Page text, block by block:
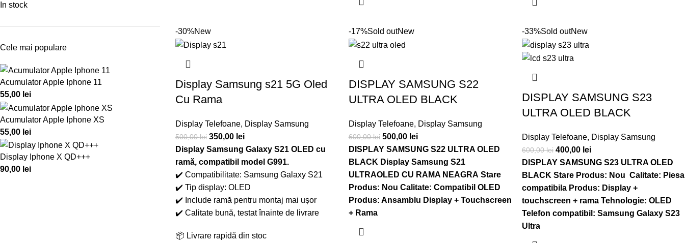
In stock
Cele mai populare
Acumulator Apple Iphone 11
55,00 lei
Acumulator Apple Iphone XS
55,00 lei
Display Iphone X QD+++
90,00 lei
-30%New
Display Samsung s21 5G Oled
Cu Rama
Display Telefoane, Display Samsung
500,00lei 350,00 lei
Display Samsung Galaxy S21 OLED cu
ramă, compatibil model G991.
✔️ Compatibilitate: Samsung Galaxy S21
✔️ Tip display: OLED
✔️ Include ramă pentru montaj mai ușor
✔️ Calitate bună, testat înainte de livrare
📦 Livrare rapidă din stoc
-17%Sold outNew
DISPLAY SAMSUNG S22
ULTRA OLED BLACK
Display Telefoane, Display Samsung
600,00lei 500,00 lei
DISPLAY SAMSUNG S22 ULTRA OLED
BLACK Display Samsung S21
ULTRAOLED CU RAMA NEAGRA Stare
Produs: Nou Calitate: Compatibil OLED
Produs: Ansamblu Display + Touchscreen
+ Rama
-33%Sold outNew
DISPLAY SAMSUNG S23
ULTRA OLED BLACK
Display Telefoane, Display Samsung
600,00lei 400,00 lei
DISPLAY SAMSUNG S23 ULTRA OLED
BLACK Stare Produs: Nou Calitate: Piesa
compatibila Produs: Display +
touchscreen + rama Tehnologie: OLED
Telefon compatibil: Samsung Galaxy S23
Ultra